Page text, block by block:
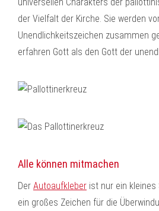
der Vielfalt der Kirche. Sie werden
Unendlichkeitszeichen zusammen
erfahren Gott als den Gott der
Alle können mitmachen
Der Autoaufkleber ist nur ein
ein großes Zeichen für die